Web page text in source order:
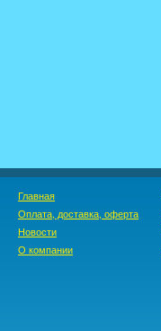
Главная
Оплата, доставка, оферта
Новости
О компании